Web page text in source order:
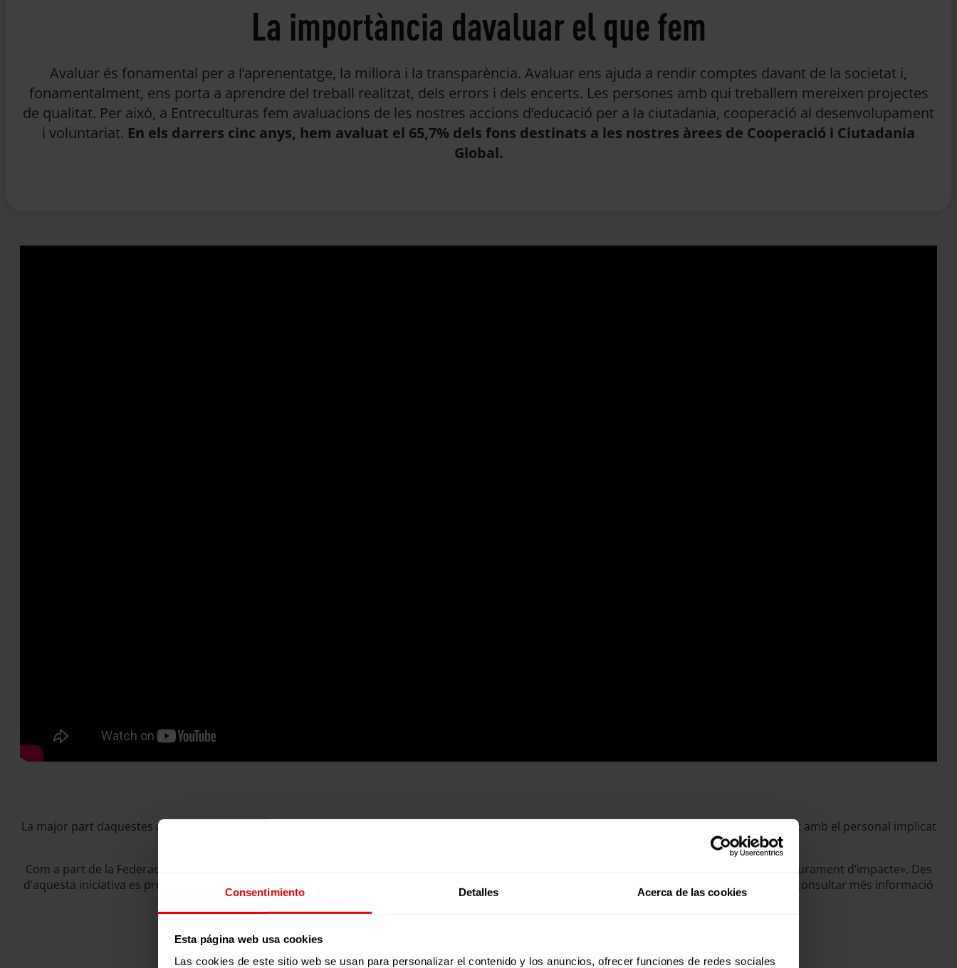
Consentimiento Detalles Acerca de las cookies
Esta página web usa cookies
Las cookies de este sitio web se usan para personalizar el contenido y los anuncios, ofrecer funciones de redes sociales
La importància davaluar el que fem
Avaluar és fonamental per a l’aprenentatge, la millora i la transparència. Avaluar ens ajuda a rendir comptes davant de la societat i,
fonamentalment, ens porta a aprendre del treball realitzat, dels errors i dels encerts. Les persones amb qui treballem mereixen projectes
de qualitat. Per això, a Entreculturas fem avaluacions de les nostres accions d’educació per a la ciutadania, cooperació al desenvolupament
i voluntariat. En els darrers cinc anys, hem avaluat el 65,7% dels fons destinats a les nostres àrees de Cooperació i Ciutadania
Global.
La major part daquestes avaluacions són elaborades per personal extern, amb lobjectiu de garantir la validesa metodològica i tècnica, juntament amb el personal implicat
Com a part de la Federació Internacional de Fe i Alegria, Entreculturas lidera una de les xarxes que formen part de la Federació: «Avaluació i Mesurament d’impacte». Des
d’aquesta iniciativa es promou la investigació i l’avaluació de la nostra pràctica pedagògica i de promoció social i la cultura de l’avaluació. Es pot consultar més informació
a